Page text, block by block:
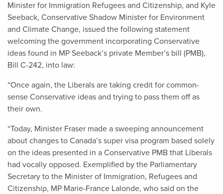
Minister for Immigration Refugees and Citizenship, and Kyle
Seeback, Conservative Shadow Minister for Environment
and Climate Change, issued the following statement
welcoming the government incorporating Conservative
ideas found in MP Seeback’s private Member’s bill (PMB),
Bill C-242, into law:
“Once again, the Liberals are taking credit for common-
sense Conservative ideas and trying to pass them off as
their own.
“Today, Minister Fraser made a sweeping announcement
about changes to Canada’s super visa program based solely
on the ideas presented in a Conservative PMB that Liberals
had vocally opposed. Exemplified by the Parliamentary
Secretary to the Minister of Immigration, Refugees and
Citizenship, MP Marie-France Lalonde, who said on the